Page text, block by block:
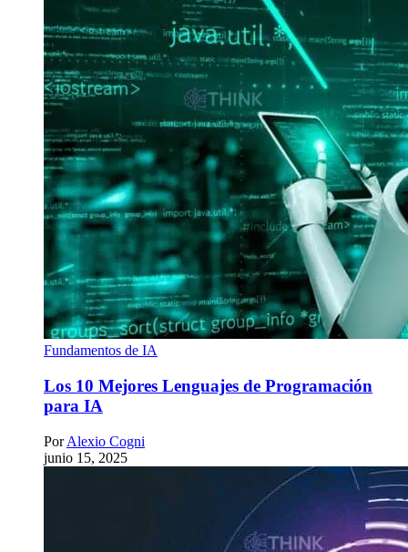
Fundamentos de IA
Los 10 Mejores Lenguajes de Programación
para IA
Por Alexio Cogni
junio 15, 2025